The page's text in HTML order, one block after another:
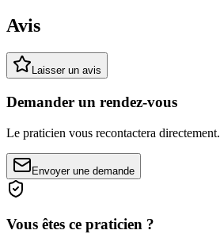
Avis
Laisser un avis
Demander un rendez-vous
Le praticien vous recontactera directement.
Envoyer une demande
Vous êtes ce praticien ?